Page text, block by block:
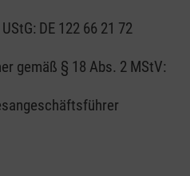
DE 122 66 21 72
gemäß § 18 Abs. 2 MStV: